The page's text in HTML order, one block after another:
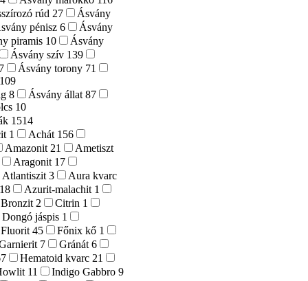
rúd 27
Ásvány
pénisz6
Ásvány
piramis 10
Ásvány
Ásvány szív 139
Ásvány torony 71
109
8 Ásvány állat87
10
1514
1 Achát 156
Amazonit 21
Ametiszt
Aragonit 17
Atlantiszit3
Aura kvarc
18 Azurit-malachit 1
Bronzit 2 Citrin 1
Dongó jáspis 1
Fluorit45 Főnix kő 1
7 Gránát6
Hematoid kvarc 21
11 Indigo Gabbro9